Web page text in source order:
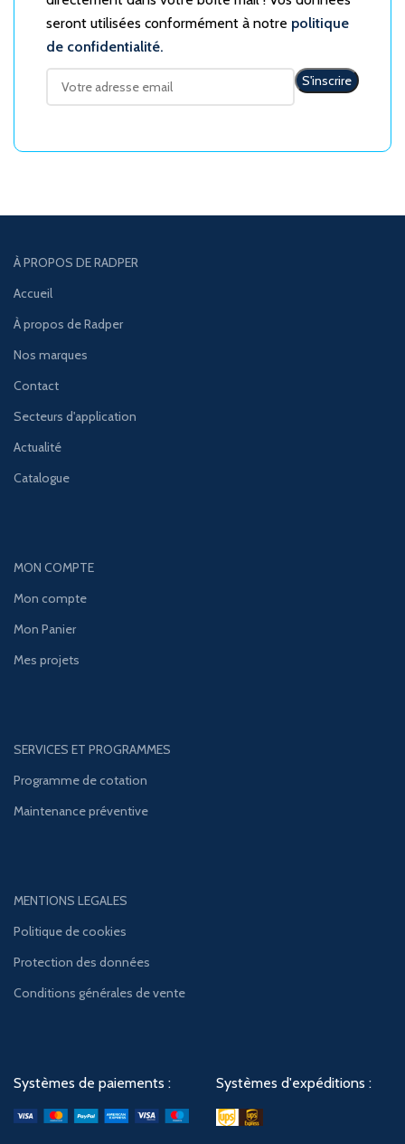
seront utilisées conformément à notre politique
de confidentialité.
À PROPOS DE RADPER
Accueil
À propos de Radper
Nos marques
Contact
Secteurs d'application
Actualité
Catalogue
MON COMPTE
Mon compte
Mon Panier
Mes projets
SERVICES ET PROGRAMMES
Programme de cotation
Maintenance préventive
MENTIONS LEGALES
Politique de cookies
Protection des données
Conditions générales de vente
Systèmes de paiements : Systèmes d'expéditions :